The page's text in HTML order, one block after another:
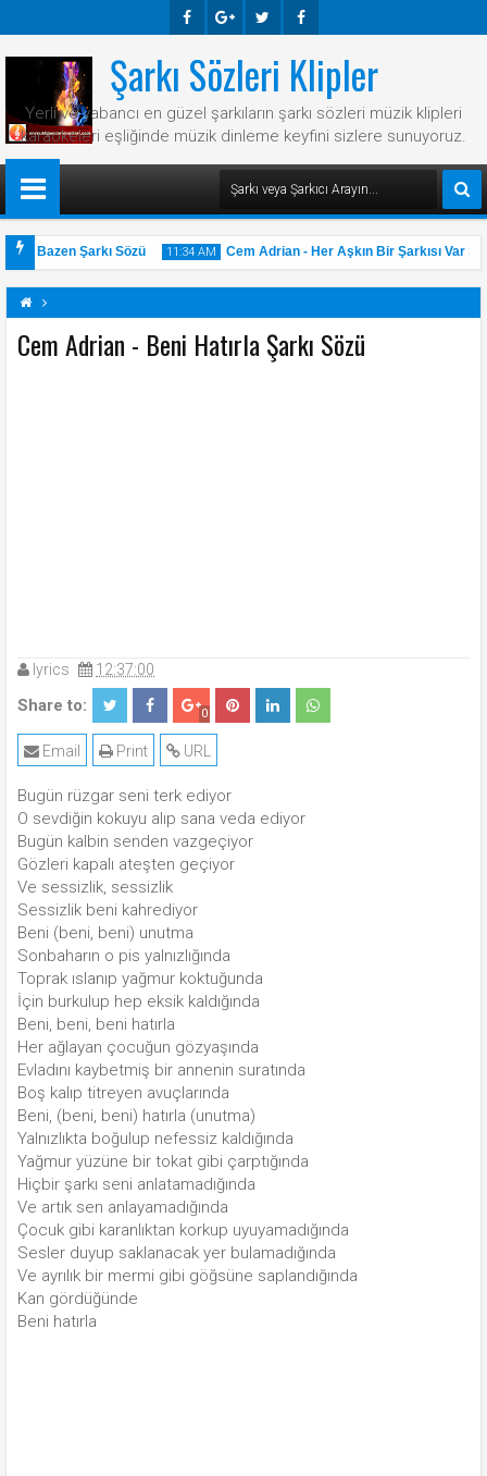
Ook E-
Plus
R Ook
Şarkı Sözleri Klipler
Yerli ve yabancı en güzel şarkıların şarkı sözleri müzik klipleri
karaokeleri eşliğinde müzik dinleme keyfini sizlere sunuyoruz.
Bazen Şarkı Sözü 11:34 AM Cem Adrian - Her Aşkın Bir Şarkısı Var
Cem Adrian - Beni Hatırla Şarkı Sözü
lyrics 12:37:00
Share to: 0
URL
Print
Email
Bugün rüzgar seni terk ediyor
O sevdiğin kokuyu alıp sana veda ediyor
Bugün kalbin senden vazgeçiyor
Gözleri kapalı ateşten geçiyor
Ve sessizlik, sessizlik
Sessizlik beni kahrediyor
Beni (beni, beni) unutma
Sonbaharın o pis yalnızlığında
Toprak ıslanıp yağmur koktuğunda
İçin burkulup hep eksik kaldığında
Beni, beni, beni hatırla
Her ağlayan çocuğun gözyaşında
Evladını kaybetmiş bir annenin suratında
Boş kalıp titreyen avuçlarında
Beni, (beni, beni) hatırla (unutma)
Yalnızlıkta boğulup nefessiz kaldığında
Yağmur yüzüne bir tokat gibi çarptığında
Hiçbir şarkı seni anlatamadığında
Ve artık sen anlayamadığında
Çocuk gibi karanlıktan korkup uyuyamadığında
Sesler duyup saklanacak yer bulamadığında
Ve ayrılık bir mermi gibi göğsüne saplandığında
Kan gördüğünde
Beni hatırla